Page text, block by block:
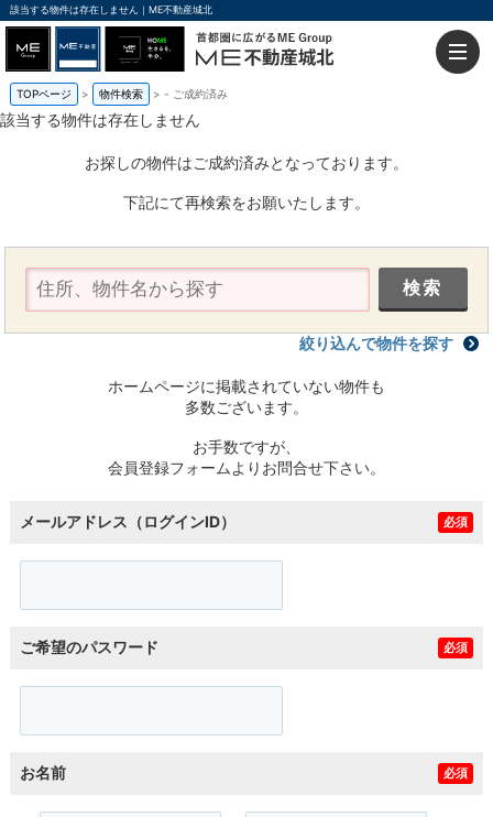
該当する物件は存在しません｜ME不動産城北
TOPページ 物件検索 - ご成約済み
該当する物件は存在しません
お探しの物件はご成約済みとなっております。
下記にて再検索をお願いたします。
絞り込んで物件を探す
ホームページに掲載されていない物件も
多数ございます。
お手数ですが、
会員登録フォームよりお問合せ下さい。
メールアドレス（ログインID） 必須
ご希望のパスワード 必須
お名前 必須